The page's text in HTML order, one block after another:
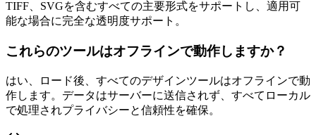
TIFF、SVGを含むすべての主要形式をサポートし、適用可
能な場合に完全な透明度サポート。
これらのツールはオフラインで動作しますか？
はい、ロード後、すべてのデザインツールはオフラインで動
作します。データはサーバーに送信されず、すべてローカル
で処理されプライバシーと信頼性を確保。